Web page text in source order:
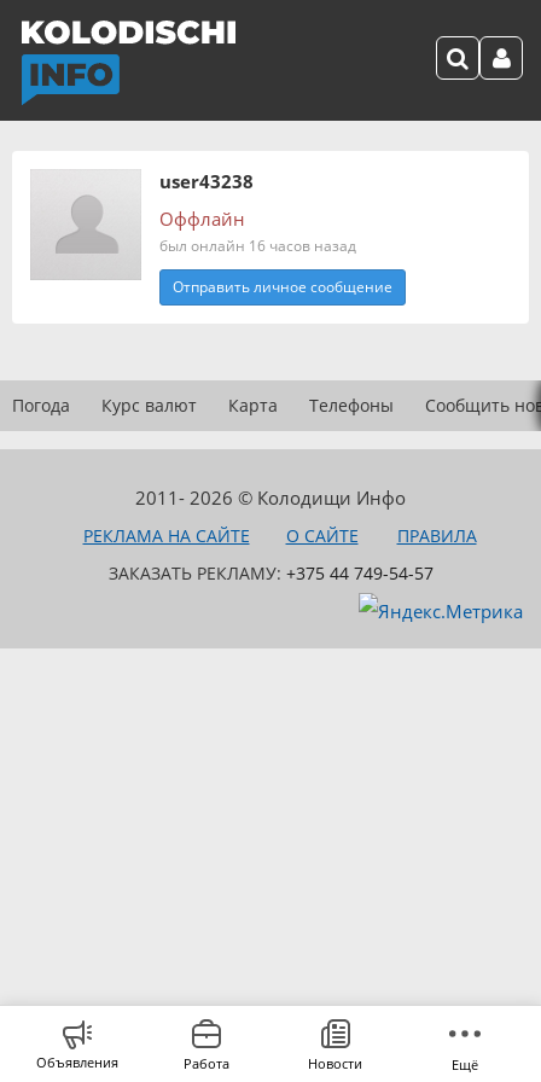
user43238
Оффлайн
был онлайн 16 часов назад
Отправить личное сообщение
Погода Курс валют Карта Телефоны Сообщить
2011- 2026 © Колодищи Инфо
РЕКЛАМА НА САЙТЕ О САЙТЕ
ПРАВИЛА
ЗАКАЗАТЬ РЕКЛАМУ: +375 44 749-54-57
Объявления Работа Новости Ещё